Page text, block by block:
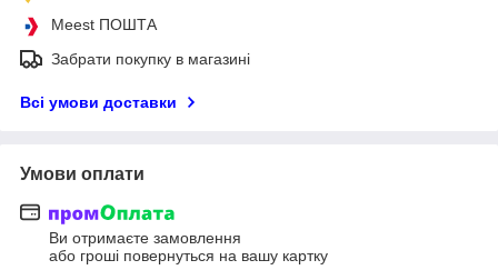
Meest ПОШТА
Забрати покупку в магазині
Всі умови доставки
Умови оплати
Ви отримаєте замовлення
або гроші повернуться на вашу картку